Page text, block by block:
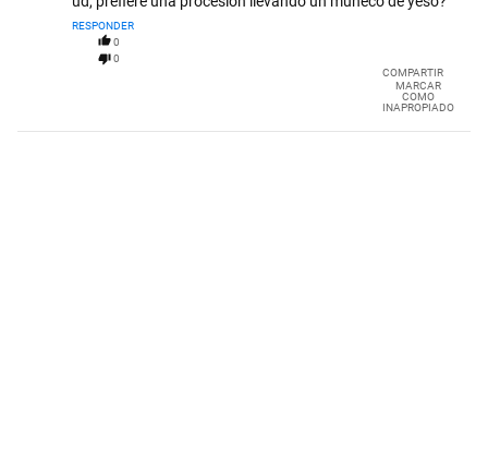
RESPONDER
0
0
COMPARTIR
MARCAR
COMO
INAPROPIADO